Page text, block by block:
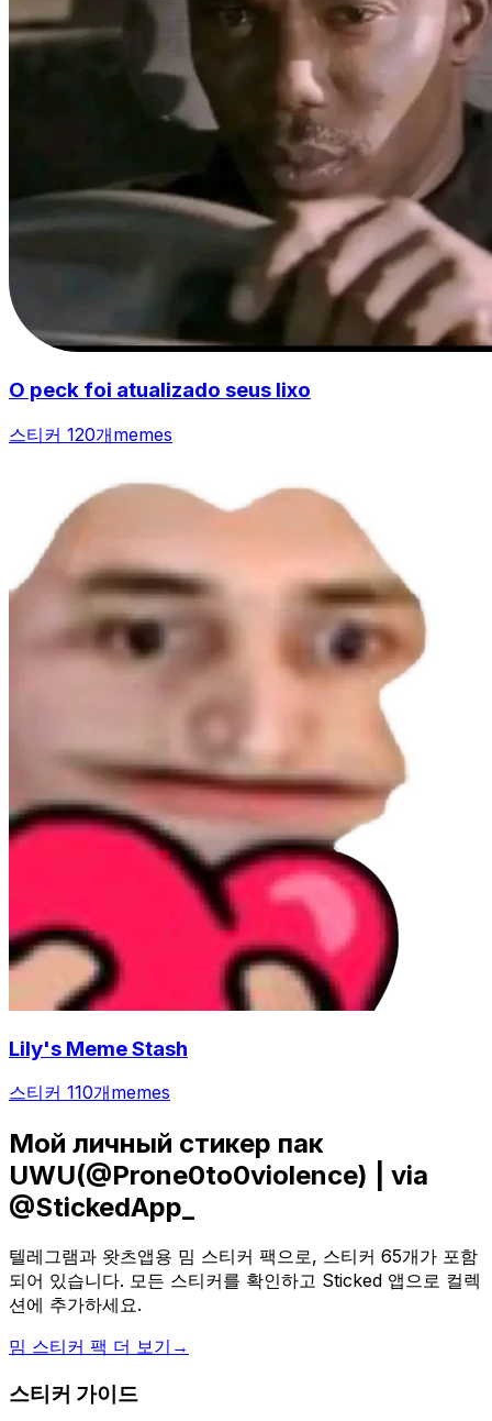
O peck foi atualizado seus lixo
스티커 120개memes
Lily's Meme Stash
스티커 110개memes
Мой личный стикер пак
UWU(@Prone0to0violence) | via
@StickedApp_
텔레그램과 왓츠앱용 밈 스티커 팩으로, 스티커 65개가 포함
되어 있습니다. 모든 스티커를 확인하고 Sticked 앱으로 컬렉
션에 추가하세요.
밈 스티커 팩 더 보기 →
스티커 가이드